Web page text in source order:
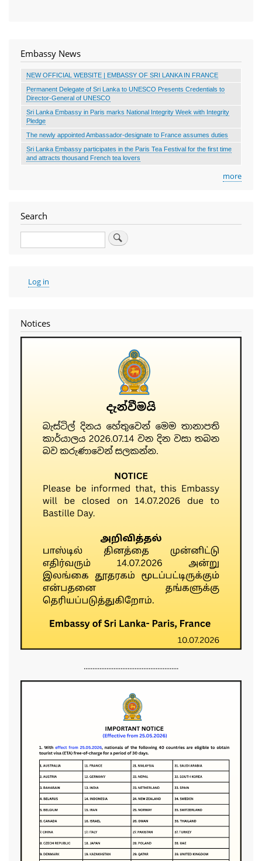
Embassy News
NEW OFFICIAL WEBSITE | EMBASSY OF SRI LANKA IN FRANCE
Permanent Delegate of Sri Lanka to UNESCO Presents Credentials to
Director-General of UNESCO
Sri Lanka Embassy in Paris marks National Integrity Week with Integrity
Pledge
The newly appointed Ambassador-designate to France assumes duties
Sri Lanka Embassy participates in the Paris Tea Festival for the first time
and attracts thousand French tea lovers
more
Search
User
account
Log in
Notices
......................................................